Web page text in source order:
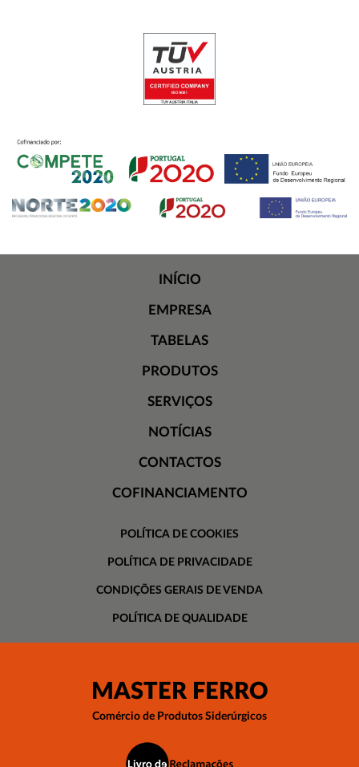
INÍCIO
EMPRESA
TABELAS
PRODUTOS
SERVIÇOS
NOTÍCIAS
CONTACTOS
COFINANCIAMENTO
POLÍTICA DE COOKIES
POLÍTICA DE PRIVACIDADE
CONDIÇÕES GERAIS DE VENDA
POLÍTICA DE QUALIDADE
MASTER FERRO
Comércio de Produtos Siderúrgicos